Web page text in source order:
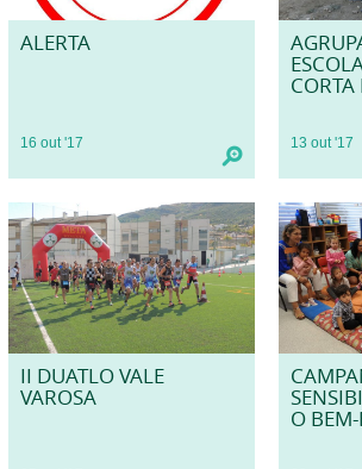
ALERTA
16 out '17
CORTA
13 out '17
II DUATLO VALE
VAROSA
O